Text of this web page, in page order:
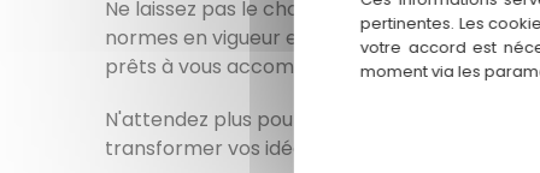
Ne laissez pas le choix d'un système
normes en vigueur et adaptée à votre
prêts à vous accompagner à chaque étape
N'attendez plus pour garantir la sécurité et
transformer vos idées en réalité. Ensemble,
pertinentes. Les
votre accord est
moment via les